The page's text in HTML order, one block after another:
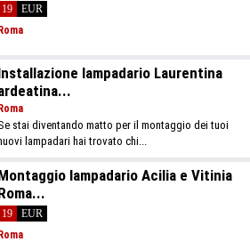
19
EUR
lampadario Laurentina
stai diventando matto per il montaggio dei tuoi
lampadari hai trovato chi...
lampadario Acilia e Vitinia
19
EUR